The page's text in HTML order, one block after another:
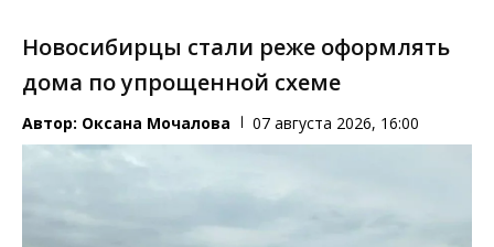
Новосибирцы стали реже оформлять
дома по упрощенной схеме
Автор: Оксана Мочалова 07 августа 2026, 16:00